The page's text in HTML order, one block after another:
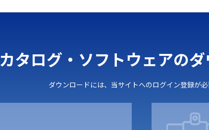
カタログ・ソフトウェアの
ダウンロードには、当サイトへのログイン登録が必